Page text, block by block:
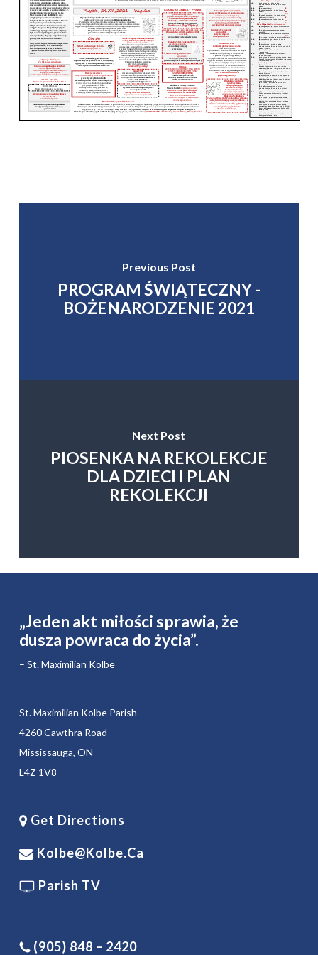
Previous Post
PROGRAM ŚWIĄTECZNY -
BOŻENARODZENIE 2021
Next Post
PIOSENKA NA REKOLEKCJE
DLA DZIECI I PLAN
REKOLEKCJI
„Jeden akt miłości sprawia, że ​​
dusza powraca do życia”.
– St. Maximilian Kolbe
St. Maximilian Kolbe Parish
4260 Cawthra Road
Mississauga, ON
L4Z 1V8
Get Directions
Kolbe@kolbe.ca
Parish TV
(905) 848 – 2420